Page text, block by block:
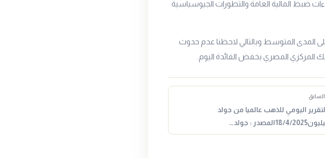
ضبط المالية العامة والتطورات الجيوسياسية
المدى المتوسط وبالتالي لاحظنا عدم حدوث
المركزي المصري بخفض الفائدة اليوم.
السابق
اليومي للذهب عالميا من جولد
4/2025المصدر : جولد…